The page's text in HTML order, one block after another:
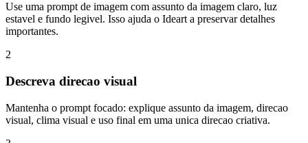
Use uma prompt de imagem com assunto da imagem claro, luz
estavel e fundo legivel. Isso ajuda o Ideart a preservar detalhes
importantes.
2
Descreva direcao visual
Mantenha o prompt focado: explique assunto da imagem, direcao
visual, clima visual e uso final em uma unica direcao criativa.